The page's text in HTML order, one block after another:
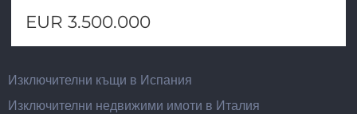
EUR 3.500.000
Изключителни къщи в Испания
Изключителни недвижими имоти в Италия